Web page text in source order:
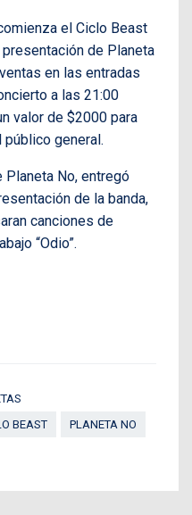
el Ciclo Beast
de Planeta
en las entradas
a las 21:00
valor de $2000 para
general.
Planeta No, entregó
de la banda,
canciones de
“Odio”.
BEAST PLANETA NO